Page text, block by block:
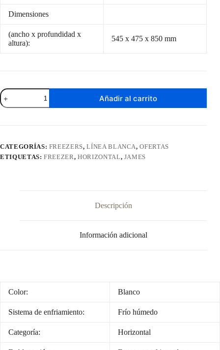
Dimensiones
(ancho x profundidad x
altura):
545 x 475 x 850 mm
Freezer
Horizontal
James
cantidad
Añadir al carrito
CATEGORÍAS: FREEZERS,LÍNEA BLANCA,OFERTAS
ETIQUETAS:FREEZER,HORIZONTAL, JAMES
Descripción
Información adicional
Color: Blanco
Sistema de enfriamiento: Frío húmedo
Categoría: Horizontal